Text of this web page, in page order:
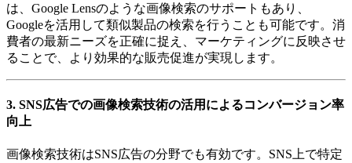
は、Google Lensのような画像検索のサポートもあり、
Googleを活用して類似製品の検索を行うことも可能です。消
費者の最新ニーズを正確に捉え、マーケティングに反映させ
ることで、より効果的な販売促進が実現します。
3. SNS広告での画像検索技術の活用によるコンバージョン率
向上
画像検索技術はSNS広告の分野でも有効です。SNS上で特定